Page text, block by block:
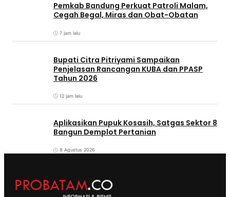
Pemkab Bandung Perkuat Patroli Malam,
Cegah Begal, Miras dan Obat-Obatan
7 jam lalu
Bupati Citra Pitriyami Sampaikan
Penjelasan Rancangan KUBA dan PPASP
Tahun 2026
12 jam lalu
Aplikasikan Pupuk Kosasih, Satgas Sektor 8
Bangun Demplot Pertanian
8 Agustus 2026